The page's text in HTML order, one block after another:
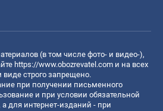
(в том числе фото- и видео-),
https://www.obozrevatel.com и на всех
строго запрещено.
при получении письменного
и при условии обязательной
а для интернет-изданий - при